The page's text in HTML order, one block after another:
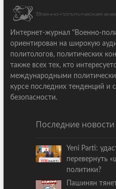
Интернет-журнал "Военно-
ориентирован на широкую
политологов, политических
также всех тех, кто
международными
курсе последних тенденций и
безопасности.
Последние новости
Yeni Parti:
перевернуть
политики?
Пашинян